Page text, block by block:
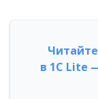
в 1С Lite